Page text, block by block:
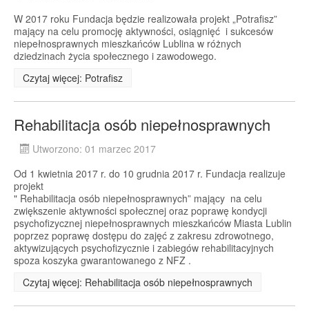
W 2017 roku Fundacja będzie realizowała projekt „Potrafisz”
mający na celu promocję aktywności, osiągnięć i sukcesów
niepełnosprawnych mieszkańców Lublina w różnych
dziedzinach życia społecznego i zawodowego.
Czytaj więcej: Potrafisz
Rehabilitacja osób niepełnosprawnych
Utworzono: 01 marzec 2017
Od 1 kwietnia 2017 r. do 10 grudnia 2017 r. Fundacja realizuje
projekt
" Rehabilitacja osób niepełnosprawnych” mający na celu
zwiększenie aktywności społecznej oraz poprawę kondycji
psychofizycznej niepełnosprawnych mieszkańców Miasta Lublin
poprzez poprawę dostępu do zajęć z zakresu zdrowotnego,
aktywizujących psychofizycznie i zabiegów rehabilitacyjnych
spoza koszyka gwarantowanego z NFZ .
Czytaj więcej: Rehabilitacja osób niepełnosprawnych